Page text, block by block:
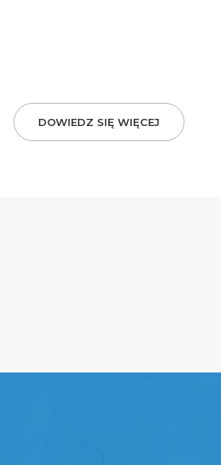
DOWIEDZ SIĘ WIĘCEJ